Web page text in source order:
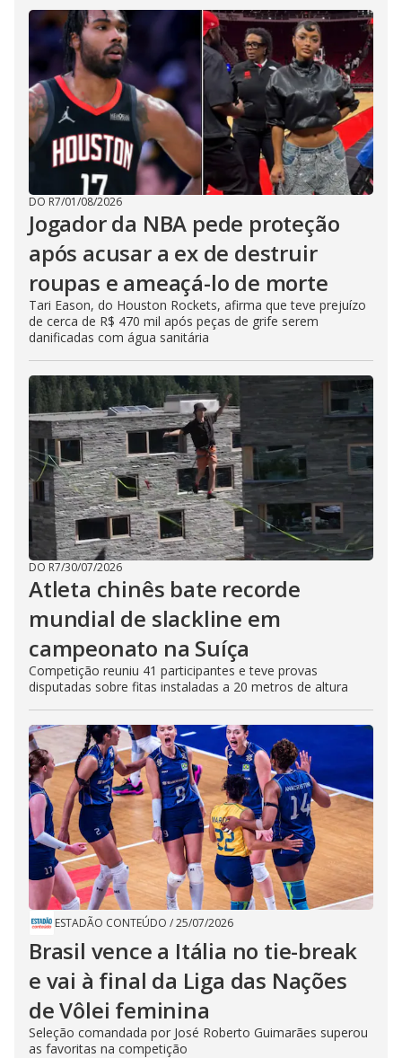
DO R7/01/08/2026
Jogador da NBA pede proteção
após acusar a ex de destruir
roupas e ameaçá-lo de morte
Tari Eason, do Houston Rockets, afirma que teve prejuízo
de cerca de R$ 470 mil após peças de grife serem
danificadas com água sanitária
DO R7/30/07/2026
Atleta chinês bate recorde
mundial de slackline em
campeonato na Suíça
Competição reuniu 41 participantes e teve provas
disputadas sobre fitas instaladas a 20 metros de altura
ESTADÃO CONTEÚDO /25/07/2026
Brasil vence a Itália no tie-break
e vai à final da Liga das Nações
de Vôlei feminina
Seleção comandada por José Roberto Guimarães superou
as favoritas na competição